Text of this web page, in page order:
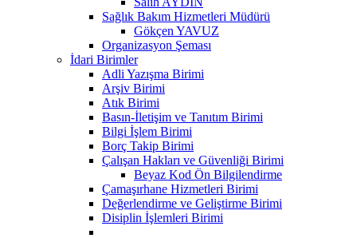
Sağlık Bakım Hizmetleri Müdürü
Gökçen YAVUZ
Organizasyon Şeması
İdari Birimler
Adli Yazışma Birimi
Arşiv Birimi
Atık Birimi
Basın-İletişim ve Tanıtım Birimi
Bilgi İşlem Birimi
Borç Takip Birimi
Çalışan Hakları ve Güvenliği Birimi
Beyaz Kod Ön Bilgilendirme
Çamaşırhane Hizmetleri Birimi
Değerlendirme ve Geliştirme Birimi
Disiplin İşlemleri Birimi